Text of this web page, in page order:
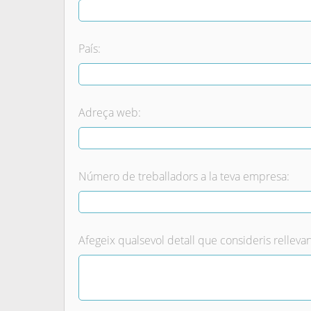
País:
Adreça web:
Número de treballadors a la teva empresa:
Afegeix qualsevol detall que consideris